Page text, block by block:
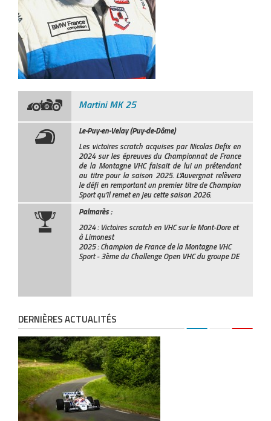
Martini MK 25
Le-Puy-en-Velay (Puy-de-Dôme)
Les victoires scratch acquises par Nicolas Defix en
2024 sur les épreuves du Championnat de France
de la Montagne VHC faisait de lui un prétendant
au titre pour la saison 2025. L’Auvergnat relèvera
le défi en remportant un premier titre de Champion
Sport qu’il remet en jeu cette saison 2026.
Palmarès :
2024 : Victoires scratch en VHC sur le Mont-Dore et
à Limonest
2025 : Champion de France de la Montagne VHC
Sport - 3ème du Challenge Open VHC du groupe DE
DERNIÈRES ACTUALITÉS